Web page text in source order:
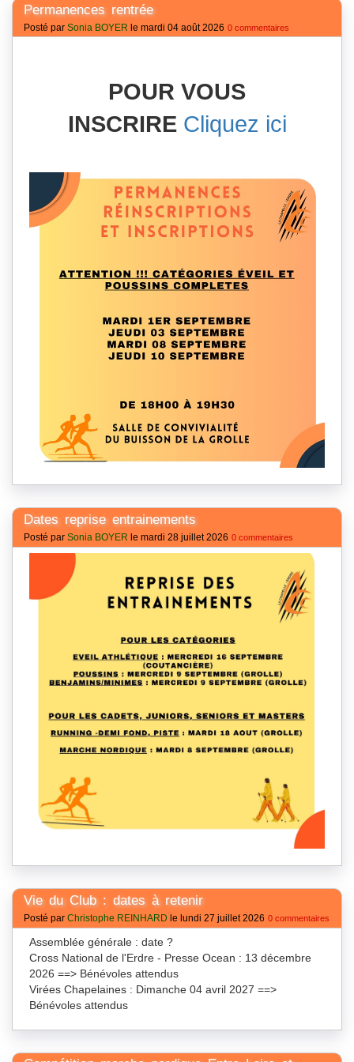
Permanences rentrée
Posté par Sonia BOYER le mardi 04 août 2026 0 commentaires
POUR VOUS
INSCRIRE Cliquez ici
Dates reprise entrainements
Posté par Sonia BOYER le mardi 28 juillet 2026 0 commentaires
Vie du Club : dates à retenir
Posté par Christophe REINHARD le lundi 27 juillet 2026 0 commentaires
Assemblée générale : date ?
Cross National de l'Erdre - Presse Ocean : 13 décembre
2026 ==> Bénévoles attendus
Virées Chapelaines : Dimanche 04 avril 2027 ==>
Bénévoles attendus